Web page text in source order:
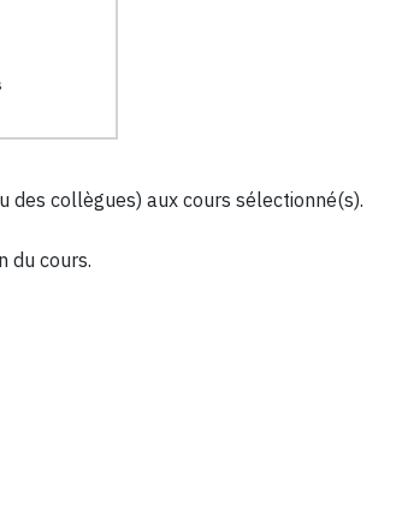
des collègues) aux cours sélectionné(s).
du cours.